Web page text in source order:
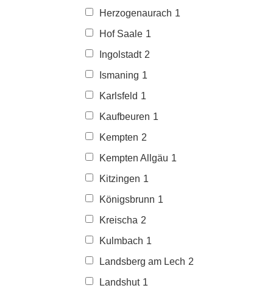
Herzogenaurach 1
Hof Saale 1
Ingolstadt 2
Ismaning 1
Karlsfeld 1
Kaufbeuren 1
Kempten 2
Kempten Allgäu 1
Kitzingen 1
Königsbrunn 1
Kreischa 2
Kulmbach 1
Landsberg am Lech 2
Landshut 1